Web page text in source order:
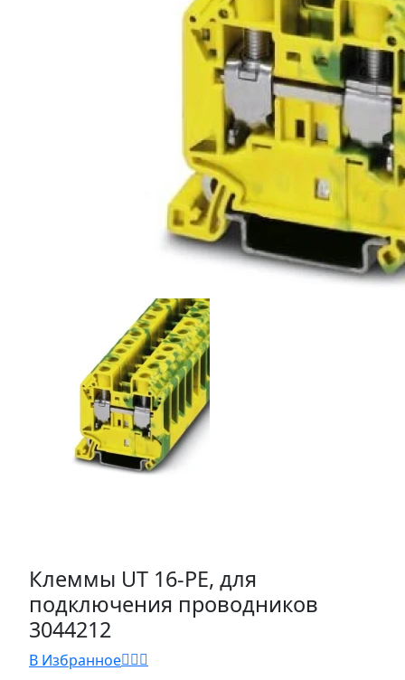
Клеммы UT 16-РЕ, для
подключения проводников
3044212
В Избранное